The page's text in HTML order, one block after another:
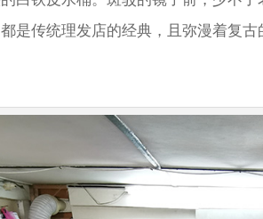
是传统理发店的经典，且弥漫着复古